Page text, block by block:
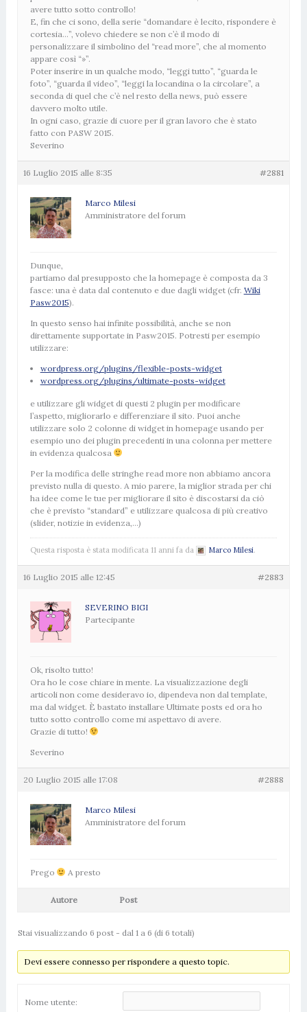
avere tutto sotto controllo!
E, fin che ci sono, della serie “domandare è lecito, rispondere è
cortesia…”, volevo chiedere se non c’è il modo di
personalizzare il simbolino del “read more”, che al momento
appare così “»”.
Poter inserire in un qualche modo, “leggi tutto”, “guarda le
foto”, “guarda il video”, “leggi la locandina o la circolare”, a
seconda di quel che c’è nel resto della news, può essere
davvero molto utile.
In ogni caso, grazie di cuore per il gran lavoro che è stato
fatto con PASW 2015.
Severino
16 Luglio 2015 alle 8:35 #2881
Marco Milesi
Amministratore del forum
Dunque,
partiamo dal presupposto che la homepage è composta da 3
fasce: una è data dal contenuto e due dagli widget (cfr. Wiki
Pasw2015).
In questo senso hai infinite possibilità, anche se non
direttamente supportate in Pasw2015. Potresti per esempio
utilizzare:
wordpress.org/plugins/flexible-posts-widget
wordpress.org/plugins/ultimate-posts-widget
e utilizzare gli widget di questi 2 plugin per modificare
l’aspetto, migliorarlo e differenziare il sito. Puoi anche
utilizzare solo 2 colonne di widget in homepage usando per
esempio uno dei plugin precedenti in una colonna per mettere
in evidenza qualcosa
Per la modifica delle stringhe read more non abbiamo ancora
previsto nulla di questo. A mio parere, la miglior strada per chi
ha idee come le tue per migliorare il sito è discostarsi da ciò
che è previsto “standard” e utilizzare qualcosa di più creativo
(slider, notizie in evidenza,…)
Questa risposta è stata modificata 11 anni fa da Marco Milesi.
16 Luglio 2015 alle 12:45 #2883
SEVERINO BIGI
Partecipante
Ok, risolto tutto!
Ora ho le cose chiare in mente. La visualizzazione degli
articoli non come desideravo io, dipendeva non dal template,
ma dal widget. È bastato installare Ultimate posts ed ora ho
tutto sotto controllo come mi aspettavo di avere.
Grazie di tutto!
Severino
20 Luglio 2015 alle 17:08 #2888
Marco Milesi
Amministratore del forum
Prego A presto
Autore Post
Stai visualizzando 6 post - dal 1 a 6 (di 6 totali)
Devi essere connesso per rispondere a questo topic.
Nome utente: